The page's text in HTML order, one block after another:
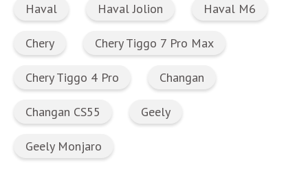
Haval Haval Jolion Haval M6
Chery Chery Tiggo 7 Pro Max
Chery Tiggo 4 Pro Changan
Changan CS55 Geely
Geely Monjaro